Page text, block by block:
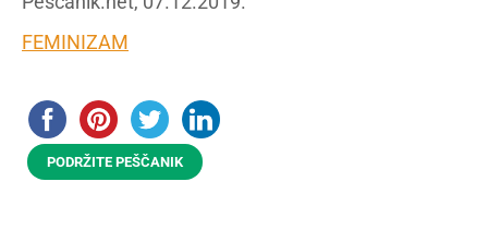
FEMINIZAM
PODRŽITE PEŠČANIK